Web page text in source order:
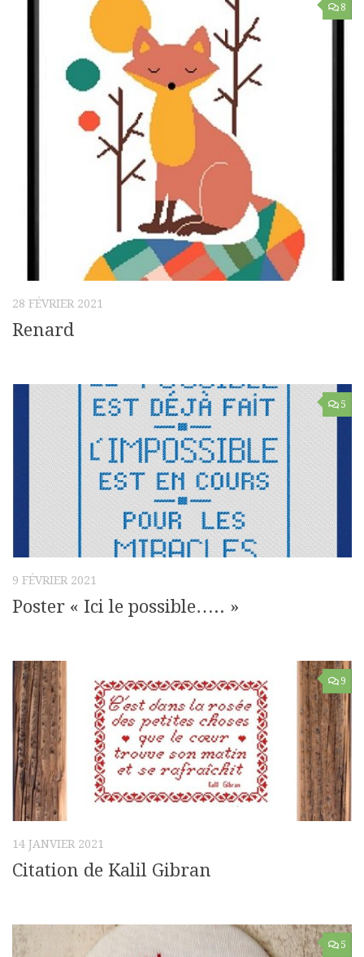
8
28 FÉVRIER 2021
Renard
5
9 FÉVRIER 2021
Poster « Ici le possible….. »
9
14 JANVIER 2021
Citation de Kalil Gibran
5